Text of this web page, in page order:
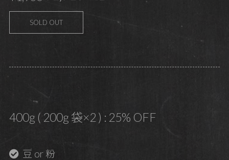
SOLD OUT
400g ( 200g 袋×2 ) : 25% OFF
豆 or 粉